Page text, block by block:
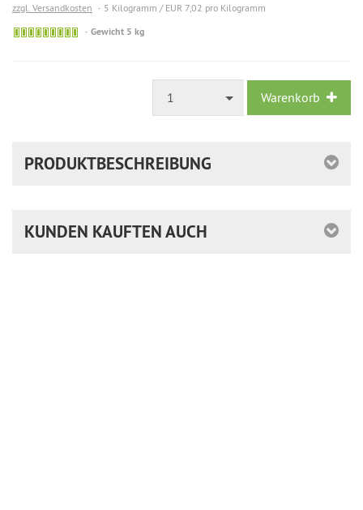
zzgl. Versandkosten
5 Kilogramm / EUR 7,02 pro Kilogramm
Gewicht 5 kg
1 Warenkorb
PRODUKTBESCHREIBUNG
KUNDEN KAUFTEN AUCH